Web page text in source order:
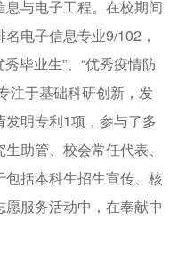
与电子工程。在校期间
电子信息专业9/102，
毕业生”、“优秀疫情防
注于基础科研创新，发
明专利1项，参与了多
助管、校会常任代表、
括本科生招生宣传、核
服务活动中，在奉献中